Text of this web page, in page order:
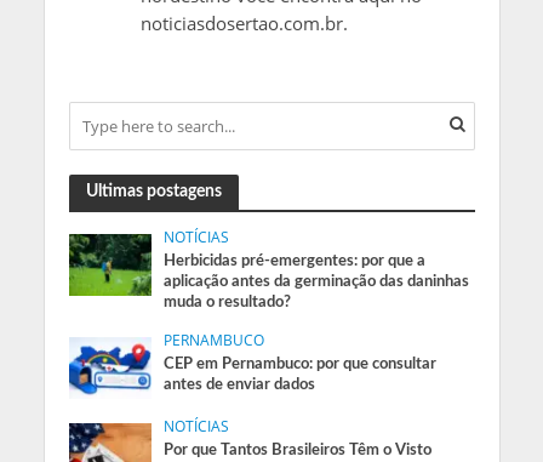
noticiasdosertao.com.br.
Ultimas postagens
NOTÍCIAS
Herbicidas pré-emergentes: por que a
aplicação antes da germinação das daninhas
muda o resultado?
PERNAMBUCO
CEP em Pernambuco: por que consultar
antes de enviar dados
NOTÍCIAS
Por que Tantos Brasileiros Têm o Visto